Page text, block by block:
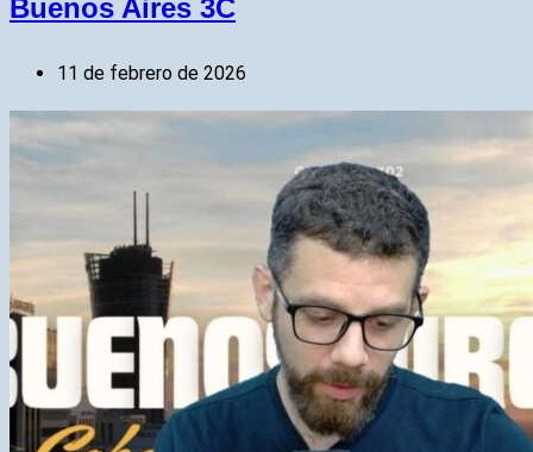
Buenos Aires 3C
11 de febrero de 2026